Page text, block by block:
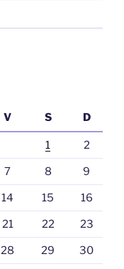
V S D
1 2
7 8 9
14 15 16
21 22 23
28 29 30